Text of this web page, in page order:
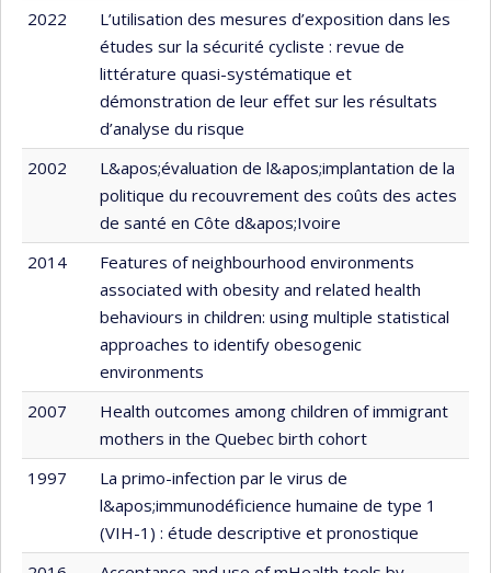
2022
L’utilisation des mesures d’exposition dans les
études sur la sécurité cycliste : revue de
littérature quasi-systématique et
démonstration de leur effet sur les résultats
d’analyse du risque
2002
L&apos;évaluation de l&apos;implantation de la
politique du recouvrement des coûts des actes
de santé en Côte d&apos;Ivoire
2014
Features of neighbourhood environments
associated with obesity and related health
behaviours in children: using multiple statistical
approaches to identify obesogenic
environments
2007
Health outcomes among children of immigrant
mothers in the Quebec birth cohort
1997
La primo-infection par le virus de
l&apos;immunodéficience humaine de type 1
(VIH-1) : étude descriptive et pronostique